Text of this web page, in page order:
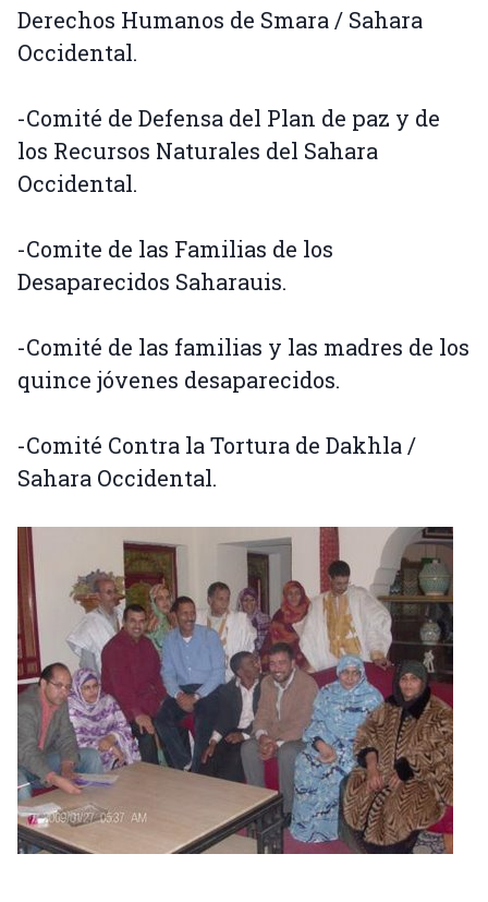
Derechos Humanos de Smara / Sahara
Occidental.
-Comité de Defensa del Plan de paz y de
los Recursos Naturales del Sahara
Occidental.
-Comite de las Familias de los
Desaparecidos Saharauis.
-Comité de las familias y las madres de los
quince jóvenes desaparecidos.
-Comité Contra la Tortura de Dakhla /
Sahara Occidental.